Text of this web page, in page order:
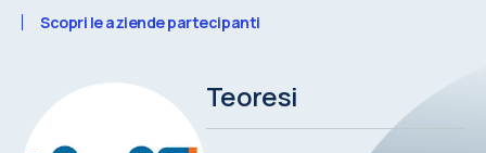
Scopri le aziende partecipanti
Teoresi